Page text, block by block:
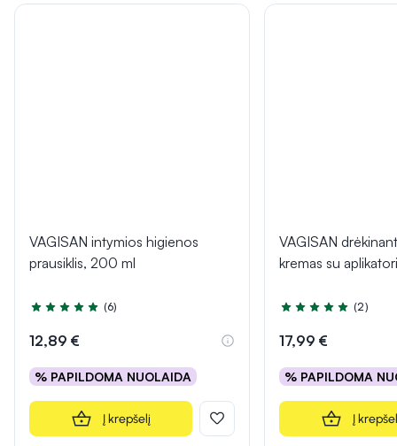
VAGISAN intymios higienos
prausiklis, 200 ml
Įvertinimas 5.0 iš 5
(6)
12,89 €
% PAPILDOMA NUOLAIDA
Į krepšelį
VAGISAN
kremas su
Įvertinimas 5.0 iš 5
(2)
17,99 €
% PAPILDOMA
Į